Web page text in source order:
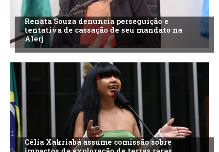
Renata Souza denuncia perseguição e
tentativa de cassação de seu mandato na
Alerj
Célia Xakriabá assume comissão sobre